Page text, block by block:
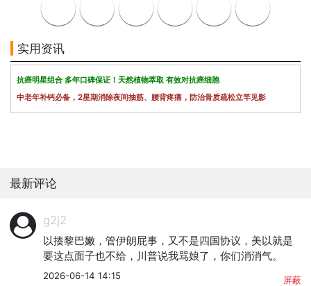
实用资讯
抗癌明星组合 多年口碑保证！天然植物萃取 有效对抗癌细胞
中老年补钙必备，2星期消除夜间抽筋、腰背疼痛，防治骨质疏松立竿见影
最新评论
g2j2
以揍黎巴嫩，管伊朗屁事，又不是四国协议，美以就是
要这点面子也不给，川普说我骂娘了，你们消消气。
2026-06-14 14:15 屏蔽